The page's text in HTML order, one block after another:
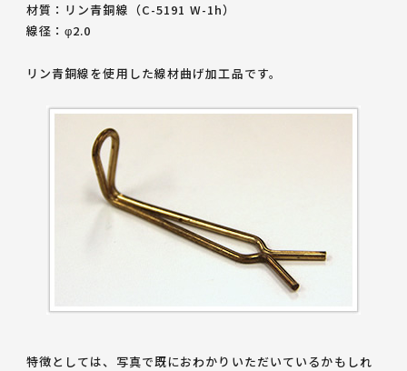
材質：リン青銅線（C-5191 W-1h）
線径：φ2.0
リン青銅線を使用した線材曲げ加工品です。
特徴としては、写真で既におわかりいただいているかもしれ